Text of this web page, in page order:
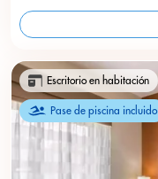
Escritorio en habitación
Pase de piscina incluido